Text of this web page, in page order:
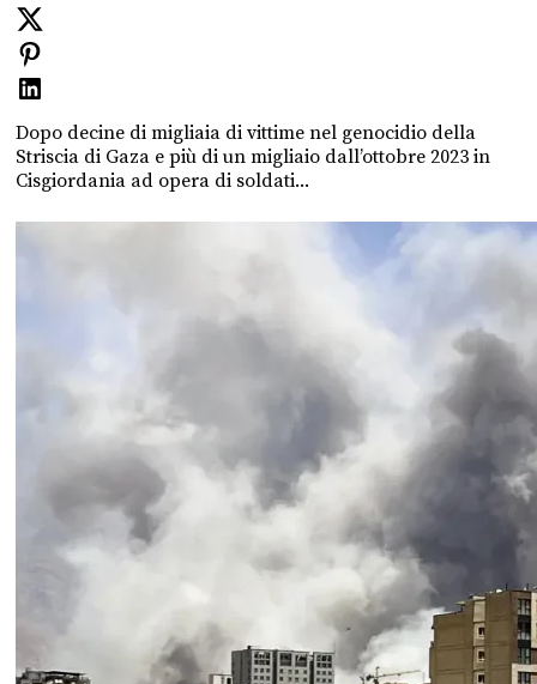
Dopo decine di migliaia di vittime nel genocidio della
Striscia di Gaza e più di un migliaio dall’ottobre 2023 in
Cisgiordania ad opera di soldati...